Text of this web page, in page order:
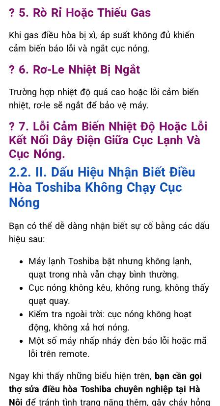
? 5. Rò Rỉ Hoặc Thiếu Gas
Khi gas điều hòa bị xì, áp suất không đủ khiến
cảm biến báo lỗi và ngắt cục nóng.
? 6. Rơ-Le Nhiệt Bị Ngắt
Trường hợp nhiệt độ quá cao hoặc lỗi cảm biến
nhiệt, rơ-le sẽ ngắt để bảo vệ máy.
? 7. Lỗi Cảm Biến Nhiệt Độ Hoặc Lỗi
Kết Nối Dây Điện Giữa Cục Lạnh Và
Cục Nóng.
2.2. II. Dấu Hiệu Nhận Biết Điều
Hòa Toshiba Không Chạy Cục
Nóng
Bạn có thể dễ dàng nhận biết sự cố bằng các dấu
hiệu sau:
Máy lạnh Toshiba bật nhưng không lạnh,
quạt trong nhà vẫn chạy bình thường.
Cục nóng không kêu, không rung, không thấy
quạt quay.
Kiểm tra ngoài trời: cục nóng không hoạt
động, không xả hơi nóng.
Một số máy nhấp nháy đèn báo lỗi hoặc mã
lỗi trên remote.
Ngay khi thấy những biểu hiện trên, bạn cần gọi
thợ sửa điều hòa Toshiba chuyên nghiệp tại Hà
Nội để tránh tình trạng nặng thêm, gây cháy hỏng